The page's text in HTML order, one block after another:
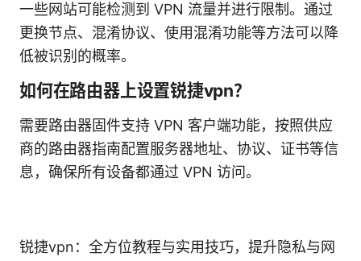
一些网站可能检测到 VPN 流量并进行限制。通过
更换节点、混淆协议、使用混淆功能等方法可以降
低被识别的概率。
如何在路由器上设置锐捷vpn？
需要路由器固件支持 VPN 客户端功能，按照供应
商的路由器指南配置服务器地址、协议、证书等信
息，确保所有设备都通过 VPN 访问。
锐捷vpn：全方位教程与实用技巧，提升隐私与网